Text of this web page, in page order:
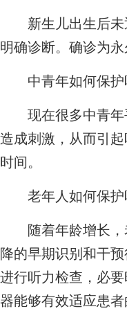
新生儿出生后未
明确诊断。确诊为
中青年如何保护
现在很多中青年
造成刺激，从而引
时间。
老年人如何保护
随着年龄增长，
降的早期识别和干
进行听力检查，必
器能够有效适应患